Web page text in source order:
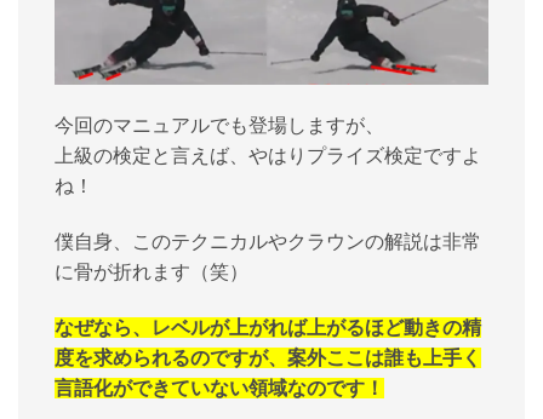
今回のマニュアルでも登場しますが、
上級の検定と言えば、やはりプライズ検定ですよ
ね！
僕自身、このテクニカルやクラウンの解説は非常
に骨が折れます（笑）
なぜなら、レベルが上がれば上がるほど動きの精
度を求められるのですが、案外ここは誰も上手く
言語化ができていない領域なのです！